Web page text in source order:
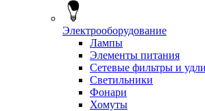
Электрооборудование
Лампы
Элементы питания
Сетевые фильтры и
Светильники
Фонари
Хомуты